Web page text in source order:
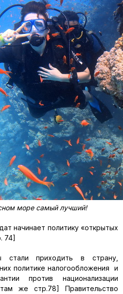
море самый лучший!
начинает политику «открытых
74]
стали приходить в страну,
политике налогообложения и
против национализации
же стр.78] Правительство